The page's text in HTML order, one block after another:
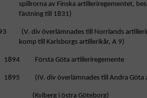
spillrorna av Finska artilleriregementet,
fästning till 1831)
(V. div överlämnades till Norrlands
komp till Karlsborgs artillerikår, A 9)
1894 Första Göta artilleriregemente
1895 (IV. div överlämnades till Andra Göta
(Kviberg i östra Göteborg)